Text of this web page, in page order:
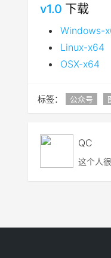
v1.0 下载
Windows-
Linux-x64
OSX-x64
标签： 公众号
QC
这个人